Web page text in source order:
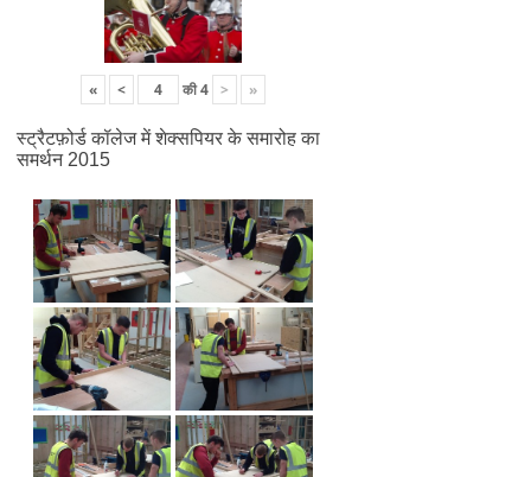
« < की4 > »
स्ट्रैटफ़ोर्ड कॉलेज में शेक्सपियर के समारोह का
समर्थन 2015